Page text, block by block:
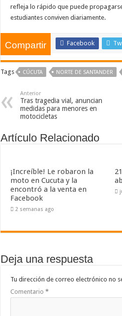
refleja lo rápido que puede
estudiantes conviven diariamente.
Compartir Facebook
Tags CÚCUTA NORTE DE SANTANDER
Anterior
Tras tragedia vial, anuncian
medidas para menores en
motocicletas
Artículo Relacionado
¡Increíble! Le robaron la
moto en Cucuta y la
encontró a la venta en
Facebook
2 semanas ago
Deja una respuesta
Tu dirección de correo electrónico no
Comentario *